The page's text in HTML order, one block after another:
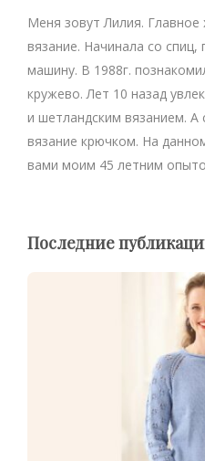
Меня зовут Лилия.
вязание. Начинала со
машину. В 1988г.
кружево. Лет 10 назад
и шетландским вязанием.
вязание крючком. На
вами моим 45 летним
Последние